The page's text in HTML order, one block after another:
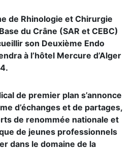
de Rhinologie et Chirurgie
du Crâne (SAR et CEBC)
son Deuxième Endo
à l’hôtel Mercure d’Alger
de premier plan s’annonce
d’échanges et de partages,
de renommée nationale et
de jeunes professionnels
dans le domaine de la